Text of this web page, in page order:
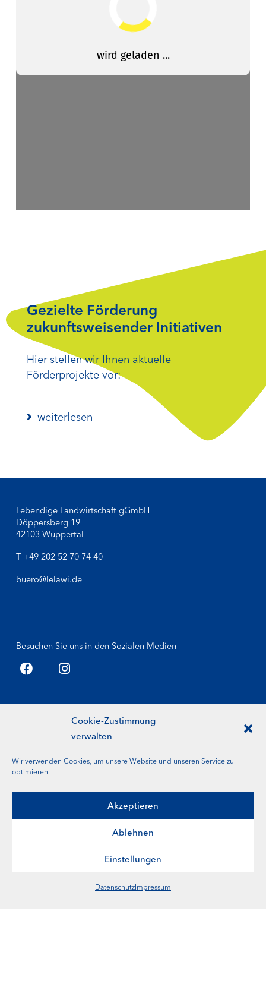
Cookie-Zustimmung
verwalten
Wir verwenden Cookies, um unsere Website und unseren Service zu
optimieren.
Akzeptieren
Ablehnen
Einstellungen
DatenschutzImpressum
Gezielte Förderung
zukunftsweisender Initiativen
Hier stellen wir Ihnen aktuelle
Förderprojekte vor:
weiterlesen
Lebendige Landwirtschaft gGmbH
Döppersberg 19
42103 Wuppertal
T +49 202 52 70 74 40
buero@lelawi.de
Besuchen Sie uns in den Sozialen Medien
Jahresberichte
Kontakt
Impressum